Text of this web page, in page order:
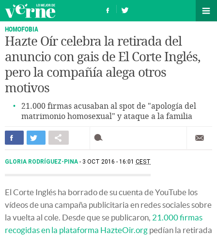
HOMOFOBIA
Hazte Oír celebra la retirada del
anuncio con gais de El Corte Inglés,
pero la compañía alega otros
motivos
21.000 firmas acusaban al spot de "apología del
matrimonio homosexual" y ataque a la familia
GLORIA RODRÍGUEZ-PINA 3 OCT 2016 - 16:01 CEST
El Corte Inglés ha borrado de su cuenta de YouTube los
vídeos de una campaña publicitaria en redes sociales sobre
la vuelta al cole. Desde que se publicaron, 21.000 firmas
recogidas en la plataforma HazteOir.org pedían la retirada